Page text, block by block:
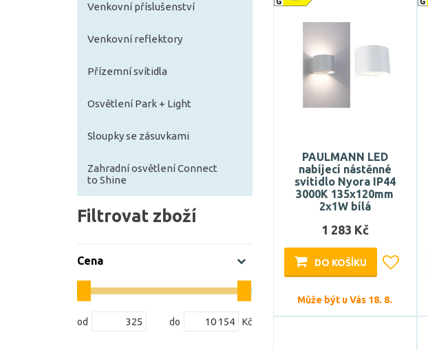
Venkovní příslušenství
Venkovní reflektory
Přízemní svítidla
Osvětlení Park + Light
Sloupky se zásuvkami
Zahradní osvětlení Connect
to Shine
Filtrovat zboží
Cena
PAULMANN LED
nabíjecí nástěnné
svítidlo Nyora IP44
3000K 135x120mm
2x1W bílá
1 283 Kč
DO KOŠÍKU
Může být u Vás 18. 8.